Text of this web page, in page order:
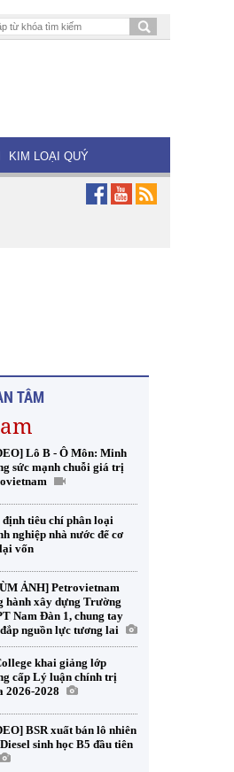
KIM LOẠI QUÝ
TÂM
Lô B - Ô Môn: Minh
sức mạnh chuỗi giá trị
định tiêu chí phân loại
nghiệp nhà nước để cơ
vốn
ẢNH] Petrovietnam
hành xây dựng Trường
Nam Đàn 1, chung tay
nguồn lực tương lai
khai giảng lớp
cấp Lý luận chính trị
2026-2028
BSR xuất bán lô nhiên
sinh học B5 đầu tiên